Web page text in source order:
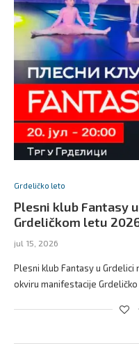
Grdeličko leto
Plesni klub Fantasy
Grdeličkom letu
jul 15, 2026
Plesni klub Fantasy u
okviru manifestacije